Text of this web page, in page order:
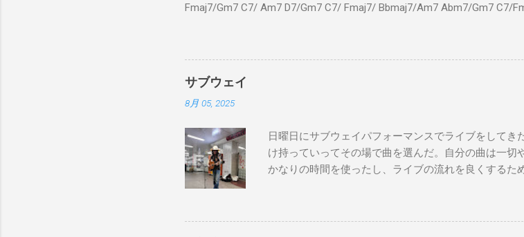
Fmaj7/Gm7 C7/ Am7 D7/Gm7 C7/ Fmaj7/ Bbmaj7/Am7 Abm7/Gm7 C7/
C7 Fmaj7 黒いスエードシューズ Gm7 C7 Am とてもお気に
のも一緒さ Gm7 C7 Fmaj7 僕のスウェードシューズ Gm7
Am7 とてもカッコいいのさ D7 Gm7 C7 Fmaj7 いつも気分最高
サブウェイ
8月 05, 2025
日曜日にサブウェイパフォーマンスでライブをして
け持っていってその場で曲を選んだ。自分の曲は一
かなりの時間を使ったし、ライブの流れを良くする
でやってない違う曲をやる予定です。是非お越しくだ
good to you Michelle All Of Me Susie Q St. Louis Blues